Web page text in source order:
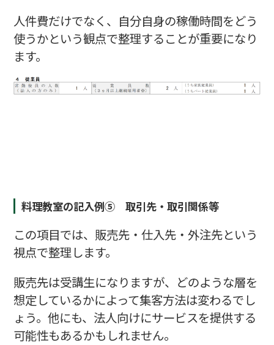
人件費だけでなく、自分自身の稼働時間をどう
使うかという観点で整理することが重要になり
ます。
料理教室の記入例⑤ 取引先・取引関係等
この項目では、販売先・仕入先・外注先という
視点で整理します。
販売先は受講生になりますが、どのような層を
想定しているかによって集客方法は変わるでし
ょう。他にも、法人向けにサービスを提供する
可能性もあるかもしれません。